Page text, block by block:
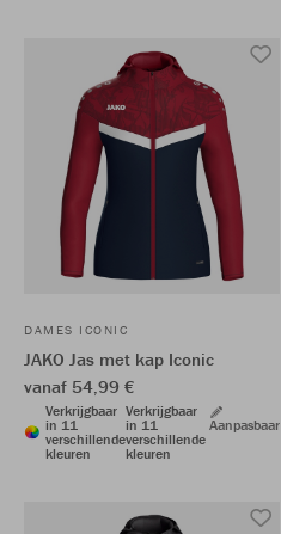
DAMES ICONIC
JAKO Jas met kap Iconic
vanaf 54,99 €
Verkrijgbaar
in 11
verschillende
kleuren
Verkrijgbaar
in 11
verschillende
kleuren
Aanpasbaar